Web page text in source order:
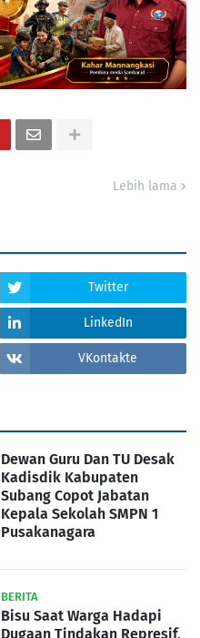
Lebih lama
Twitter
LinkedIn
VKontakte
Dewan Guru Dan TU Desak
Kadisdik Kabupaten
Subang Copot Jabatan
Kepala Sekolah SMPN 1
Pusakanagara
BERITA
Bisu Saat Warga Hadapi
Dugaan Tindakan Represif,